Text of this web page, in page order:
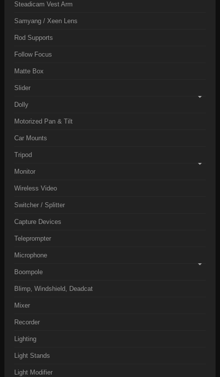
Steadicam Vest Arm
Samyang / Xeen Lens
Rod Supports
Follow Focus
Matte Box
Slider
Dolly
Motorized Pan & Tilt
Car Mounts
Tripod
Monitor
Wireless Video
Switcher / Splitter
Capture Devices
Teleprompter
Microphone
Boompole
Blimp, Windshield, Deadcat
Mixer
Recorder
Lighting
Light Stands
Light Modifier